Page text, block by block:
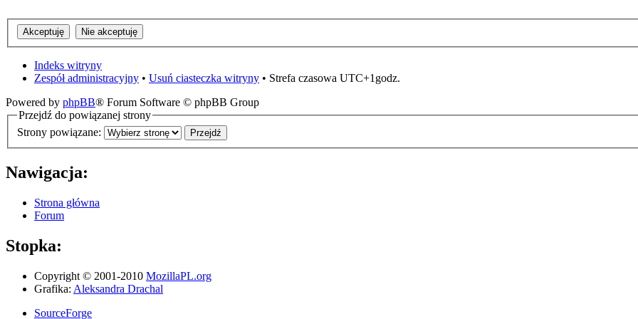
Indeks witryny
Zespół administracyjny • Usuń ciasteczka witryny • Strefa czasowa UTC+1godz.
Powered by phpBB® Forum Software © phpBB Group
Przejdź do powiązanej strony
Strony powiązane:
Nawigacja:
Strona główna
Forum
Stopka:
Copyright © 2001-2010 MozillaPL.org
Grafika: Aleksandra Drachal
SourceForge